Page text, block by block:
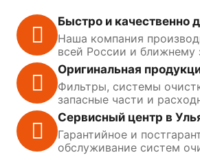
Быстро и качественно
Наша компания
всей России и ближнему
Оригинальная
Фильтры, системы
запасные части и
Сервисный центр в
Гарантийное и
обслуживание систем